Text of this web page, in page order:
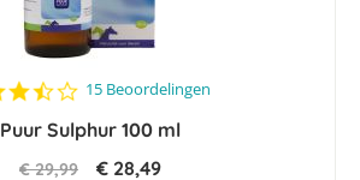
3.7
rating
15 Beoordelingen
Puur Sulphur 100 ml
€ 29,99 € 28,49